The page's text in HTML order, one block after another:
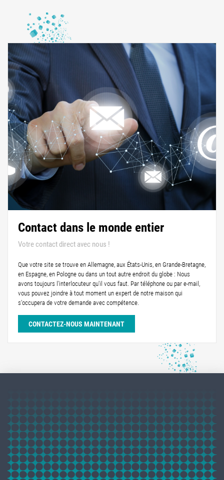
Contact dans le monde entier
Votre contact direct avec nous !
Que votre site se trouve en Allemagne, aux États-Unis, en Grande-Bretagne,
en Espagne, en Pologne ou dans un tout autre endroit du globe : Nous
avons toujours l'interlocuteur qu'il vous faut. Par téléphone ou par e-mail,
vous pouvez joindre à tout moment un expert de notre maison qui
s'occupera de votre demande avec compétence.
CONTACTEZ-NOUS MAINTENANT